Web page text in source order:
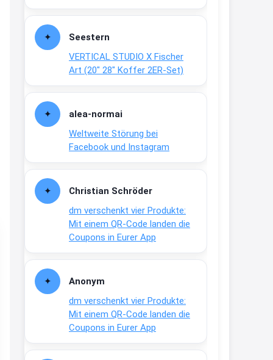
Seestern
VERTICAL STUDIO X Fischer
Art (20″ 28″ Koffer 2ER-Set)
alea-normai
Weltweite Störung bei
Facebook und Instagram
Christian Schröder
dm verschenkt vier Produkte:
Mit einem QR-Code landen die
Coupons in Eurer App
Anonym
dm verschenkt vier Produkte:
Mit einem QR-Code landen die
Coupons in Eurer App
15:01
An 01.08. / Sensodyne Rabatt 3€
/ max. 15.000www.erlebe-
↩
www.meineapotheke.de/
2:19
↩
Joachim
www.linda.de/vorteile/coupons/...
2:21
↩